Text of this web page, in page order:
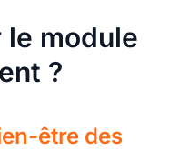
le module
?
être des